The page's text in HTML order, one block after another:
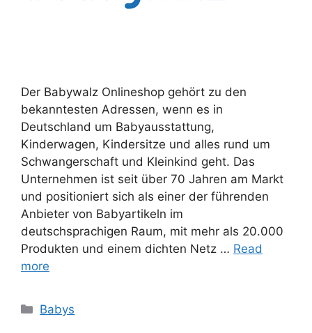
Der Babywalz Onlineshop gehört zu den
bekanntesten Adressen, wenn es in
Deutschland um Babyausstattung,
Kinderwagen, Kindersitze und alles rund um
Schwangerschaft und Kleinkind geht. Das
Unternehmen ist seit über 70 Jahren am Markt
und positioniert sich als einer der führenden
Anbieter von Babyartikeln im
deutschsprachigen Raum, mit mehr als 20.000
Produkten und einem dichten Netz … Read
more
Categories
Babys